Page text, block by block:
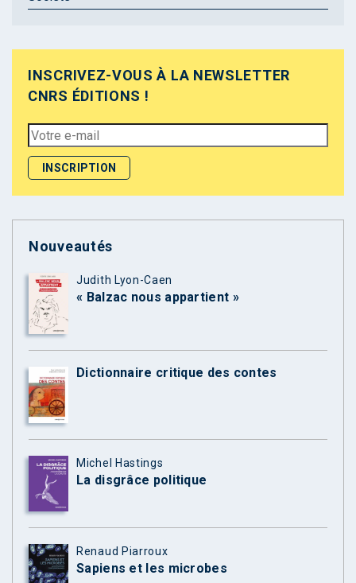
INSCRIVEZ-VOUS À LA NEWSLETTER
CNRS ÉDITIONS !
Nouveautés
Judith Lyon-Caen
« Balzac nous appartient »
Dictionnaire critique des contes
Michel Hastings
La disgrâce politique
Renaud Piarroux
Sapiens et les microbes